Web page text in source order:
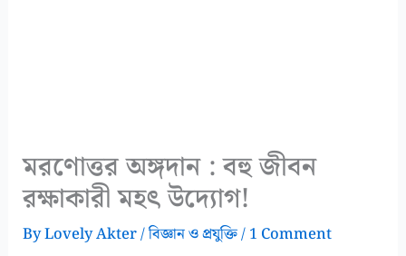
মরণোত্তর অঙ্গদান : বহু জীবন
রক্ষাকারী মহৎ উদ্যোগ!
ByLovely Akter/বিজ্ঞান ও প্রযুক্তি/1 Comment